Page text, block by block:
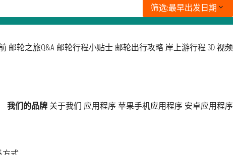
筛选:最早出发日期
邮轮之旅Q&A 邮轮行程小贴士 邮轮出行攻略 岸上游行程 3D 视频
我们的品牌 关于我们 应用程序 苹果手机应用程序 安卓应用程序